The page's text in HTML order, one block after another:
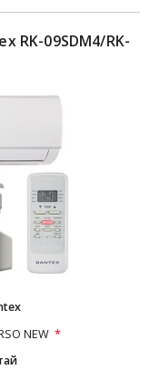
RK-09SDM4/RK-
NEW